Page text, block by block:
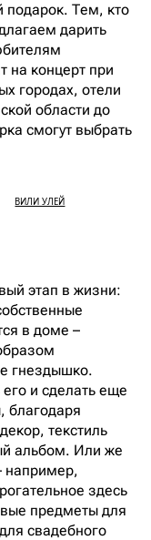
подарок. Тем, кто
дарить
на концерт при
городах, отели
области до
смогут выбрать
ВИЛИ УЛЕЙ
этап в жизни:
в доме –
гнездышко.
и сделать еще
благодаря
текстиль
альбом. Или же
например,
здесь
предметы для
свадебного